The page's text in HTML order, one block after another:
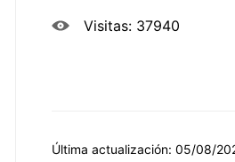
Visitas: 37940
Última actualización: 05/08/